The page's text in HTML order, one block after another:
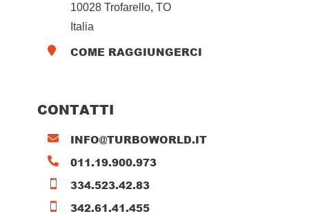
10028 Trofarello, TO
Italia
 COME RAGGIUNGERCI
CONTATTI
 INFO@TURBOWORLD.IT
 011.19.900.973
 334.523.42.83
 342.61.41.455